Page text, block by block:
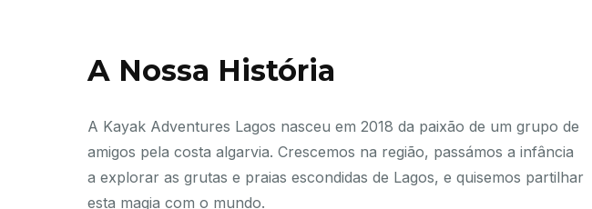
A Nossa História
A Kayak Adventures Lagos nasceu em 2018 da paixão de um grupo de
amigos pela costa algarvia. Crescemos na região, passámos a infância
a explorar as grutas e praias escondidas de Lagos, e quisemos partilhar
esta magia com o mundo.